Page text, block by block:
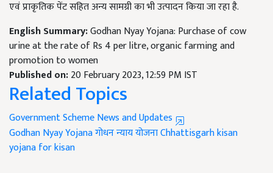
एवं प्राकृतिक पेंट सहित अन्य सामग्री का भी उत्पादन किया जा रहा है.
English Summary:Godhan Nyay Yojana: Purchase of cow
urine at the rate of Rs 4 per litre, organic farming and
promotion to women
Published on:20 February 2023, 12:59 PM IST
Related Topics
Government Scheme News and Updates
Godhan Nyay Yojanaगोधन न्याय योजनाChhattisgarh kisan
yojana for kisan